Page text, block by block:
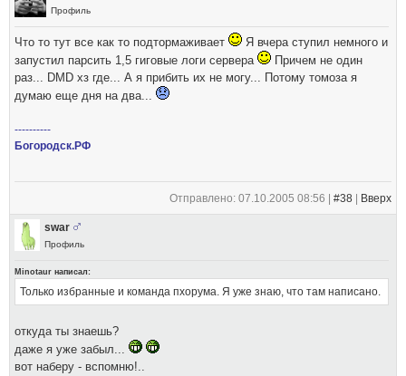
Профиль
Что то тут все как то подтормаживает
Я вчера ступил немного и
запустил парсить 1,5 гиговые логи сервера
Причем не один
раз... DMD хз где... А я прибить их не могу... Потому томоза я
думаю еще дня на два...
----------
Богородск.РФ
Отправлено: 07.10.2005 08:56 | #38 Вверх
swar
Профиль
Minotaur написал:
Только избранные и команда пхорума. Я уже знаю, что там написано.
откуда ты знаешь?
даже я уже забыл...
вот наберу - вспомню!..